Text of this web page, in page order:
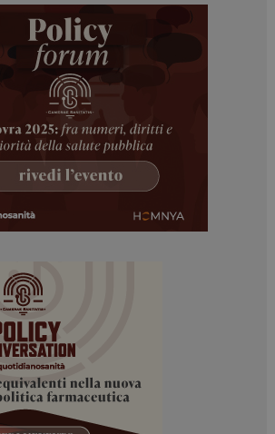
Necessari Marketing
contribuiscono a rendere fruibile il
funzionalità di base quali la
sulle pagine e l'accesso alle aree
sito. Il sito web non è in grado di
correttamente senza questi cookie.
FORNITORE / DOMINIO